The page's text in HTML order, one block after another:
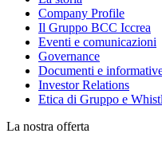
Company Profile
Il Gruppo BCC Iccrea
Eventi e comunicazioni
Governance
Documenti e
Investor Relations
Etica di Gruppo e
La nostra offerta